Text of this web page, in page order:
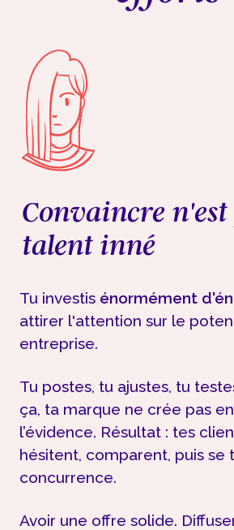
Tu investis énormément
attirer l'attention sur le
entreprise.
Tu postes, tu ajustes, tu
ça, ta marque ne crée pas
l’évidence. Résultat : tes
hésitent, comparent, puis se
concurrence.
Avoir une offre solide.
Convaincre n'est
talent inné